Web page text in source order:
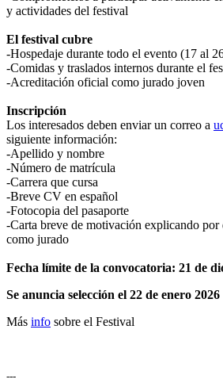
y actividades del festival
El festival cubre
-Hospedaje durante todo el evento (17 al
-Comidas y traslados internos durante el
-Acreditación oficial como jurado joven
Inscripción
Los interesados deben enviar un correo a
siguiente información:
-Apellido y nombre
-Número de matrícula
-Carrera que cursa
-Breve CV en español
-Fotocopia del pasaporte
-Carta breve de motivación explicando por
como jurado
Fecha límite de la convocatoria: 21 de
Se anuncia selección el 22 de enero 2026
Más info sobre el Festival
---